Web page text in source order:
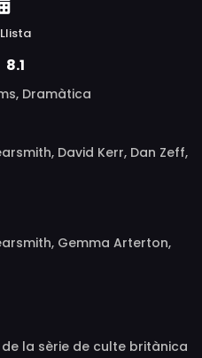
Llista
8.1
Dramàtica
David Kerr, Dan Zeff,
Jim O'Hanlon
Gemma Arterton,
Kinnear, David Warner
la sèrie de culte britànica